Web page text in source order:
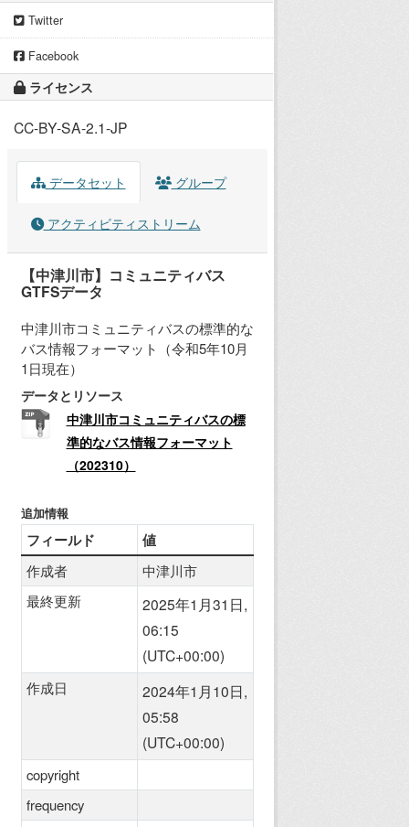
Twitter
Facebook
ライセンス
CC-BY-SA-2.1-JP
データセット グループ
アクティビティストリーム
【中津川市】コミュニティバス
GTFSデータ
中津川市コミュニティバスの標準的な
バス情報フォーマット（令和5年10月
1日現在）
データとリソース
中津川市コミュニティバスの標
準的なバス情報フォーマット
（202310）
追加情報
フィールド 値
作成者
中津川市
最終更新
2025年1月31日,
06:15
(UTC+00:00)
作成日
2024年1月10日,
05:58
(UTC+00:00)
copyright
frequency